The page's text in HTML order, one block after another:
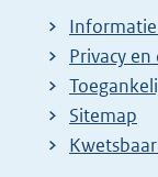
Privacy en
Sitemap
E